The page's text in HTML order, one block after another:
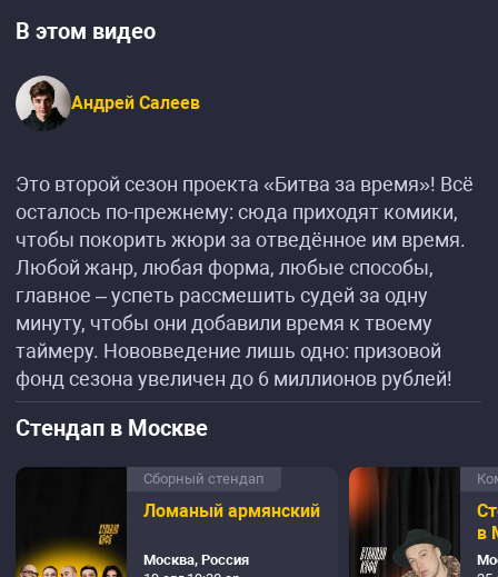
В этом видео
Андрей Салеев
Это второй сезон проекта «Битва за время»! Всё
осталось по-прежнему: сюда приходят комики,
чтобы покорить жюри за отведённое им время.
Любой жанр, любая форма, любые способы,
главное – успеть рассмешить судей за одну
минуту, чтобы они добавили время к твоему
таймеру. Нововведение лишь одно: призовой
фонд сезона увеличен до 6 миллионов рублей!
Стендап в Москве
Сборный стендап
Ломаный армянский
Москва, Россия
в